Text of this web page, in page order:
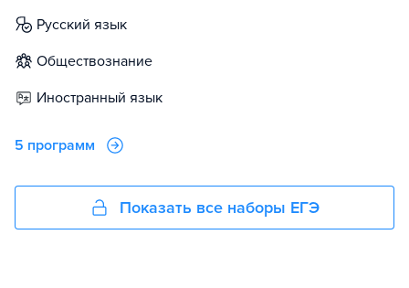
русский язык
обществознание
иностранный язык
5 программ
Показать все наборы ЕГЭ